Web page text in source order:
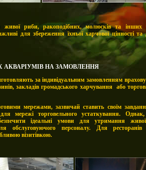
живої риби, ракоподібних, молюсків та
для збереження їхньої харчової цінності
АКВАРІУМІВ НА ЗАМОВЛЕННЯ
за індивідуальним замовленням
закладів громадського харчування або
мережами, зазвичай ставить своїм
мережі торговельного устаткування.
ідеальні умови для утримання
обслуговуючого персоналу. Для
візитівкою.